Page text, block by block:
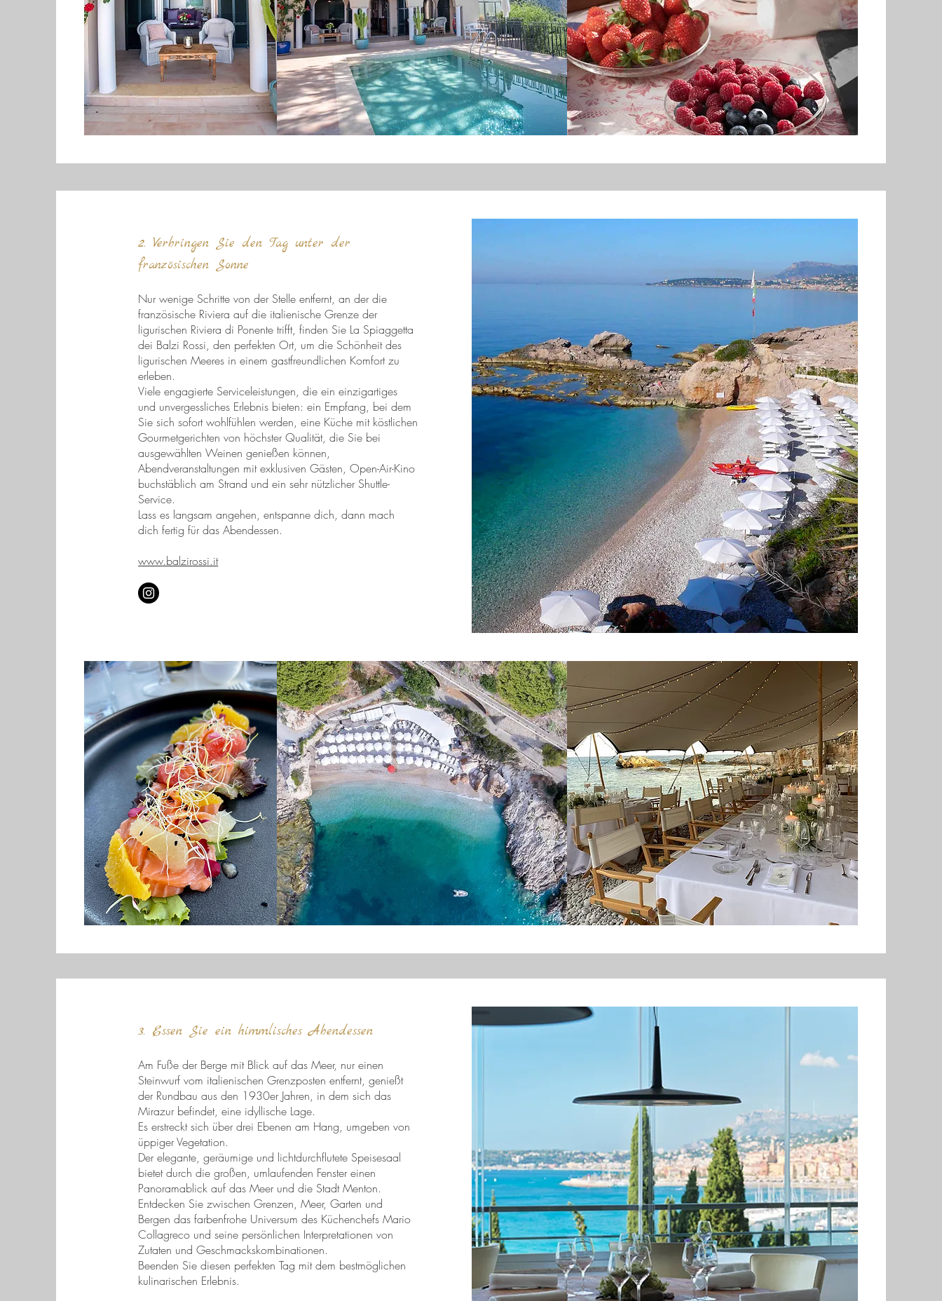
2. Verbringen Sie den Tag unter der
französischen Sonne
Nur wenige Schritte von der Stelle entfernt, an der die
französische Riviera auf die italienische Grenze der
ligurischen Riviera di Ponente trifft, finden Sie La Spiaggetta
dei Balzi Rossi, den perfekten Ort, um die Schönheit des
ligurischen Meeres in einem gastfreundlichen Komfort zu
erleben.
Viele engagierte Serviceleistungen, die ein einzigartiges
und unvergessliches Erlebnis bieten: ein Empfang, bei dem
Sie sich sofort wohlfühlen werden, eine Küche mit köstlichen
Gourmetgerichten von höchster Qualität, die Sie bei
ausgewählten Weinen genießen können,
Abendveranstaltungen mit exklusiven Gästen, Open-Air-Kino
buchstäblich am Strand und ein sehr nützlicher Shuttle-
Service.
Lass es langsam angehen, entspanne dich, dann mach
dich fertig für das Abendessen.
www.balzirossi.it
3. Essen Sie ein himmlisches Abendessen
Am Fuße der Berge mit Blick auf das Meer, nur einen
Steinwurf vom italienischen Grenzposten entfernt, genießt
der Rundbau aus den 1930er Jahren, in dem sich das
Mirazur befindet, eine idyllische Lage.
Es erstreckt sich über drei Ebenen am Hang, umgeben von
üppiger Vegetation.
Der elegante, geräumige und lichtdurchflutete Speisesaal
bietet durch die großen, umlaufenden Fenster einen
Panoramablick auf das Meer und die Stadt Menton.
Entdecken Sie zwischen Grenzen, Meer, Garten und
Bergen das farbenfrohe Universum des Küchenchefs Mario
Collagreco und seine persönlichen Interpretationen von
Zutaten und Geschmackskombinationen.
Beenden Sie diesen perfekten Tag mit dem bestmöglichen
kulinarischen Erlebnis.